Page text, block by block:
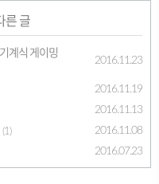
른 글
계식 게이밍
2016.11.23
2016.11.19
2016.11.13
(1) 2016.11.08
2016.07.23